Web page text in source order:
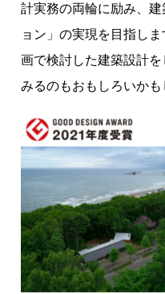
計実務の両輪に励み、
ョン」の実現を目指し
画で検討した建築設計
みるのもおもしろいかも